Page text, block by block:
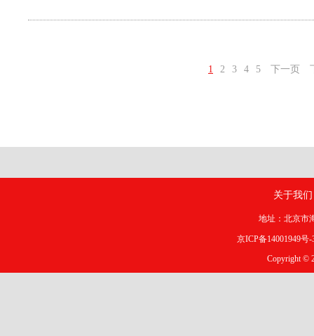
1 2 3 4 5 下一页
关于我们
地址：北京市
京ICP备14001949号
Copyright ©